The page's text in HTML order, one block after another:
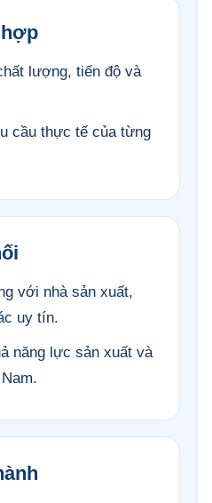
lượng, tiến độ và
cầu thực tế của từng
với nhà sản xuất,
uy tín.
năng lực sản xuất và